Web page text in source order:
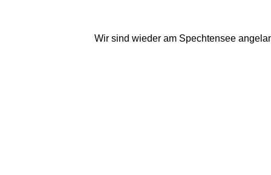
Wir sind wieder am Spechtensee